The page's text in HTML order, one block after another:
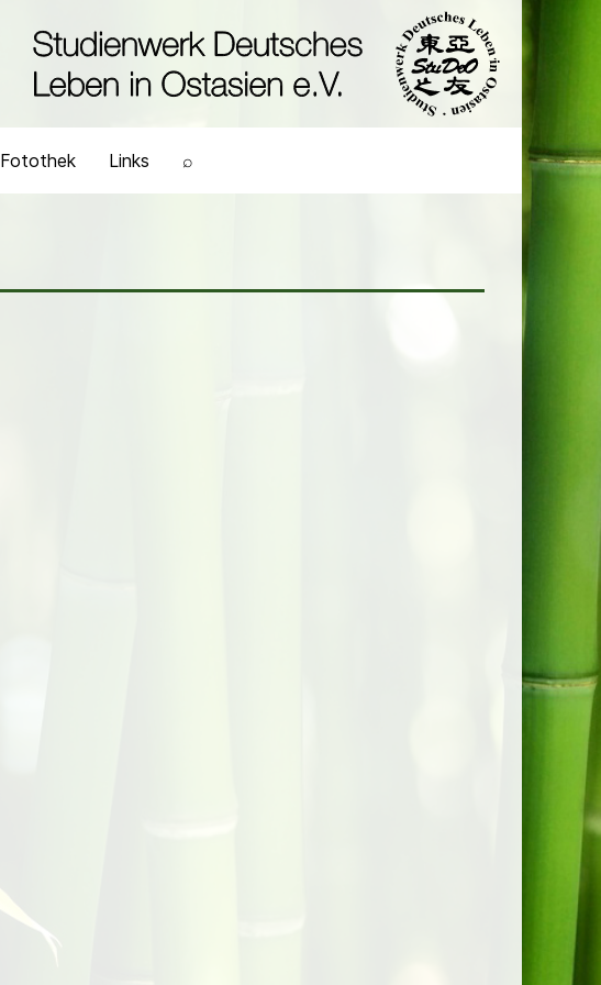
Fotothek Links ⌕